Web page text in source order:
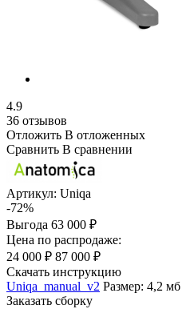
4.9
36 отзывов
Отложить В отложенных
Сравнить В сравнении
Артикул: Uniqa
-72%
Выгода 63 000 ₽
Цена по распродаже:
24 000 ₽ 87 000 ₽
Скачать инструкцию
Uniqa_manual_v2 Размер: 4,2 мб
Заказать сборку